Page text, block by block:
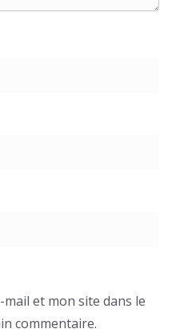
et mon site dans le
commentaire.